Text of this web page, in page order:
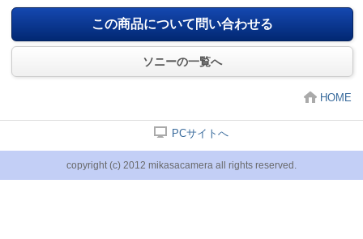
この商品について問い合わせる
ソニーの一覧へ
HOME
PCサイトへ
copyright (c) 2012 mikasacamera all rights reserved.